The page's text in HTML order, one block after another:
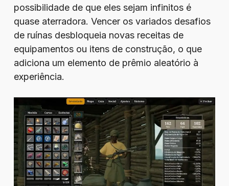
possibilidade de que eles sejam infinitos é
quase aterradora. Vencer os variados desafios
de ruínas desbloqueia novas receitas de
equipamentos ou itens de construção, o que
adiciona um elemento de prêmio aleatório à
experiência.